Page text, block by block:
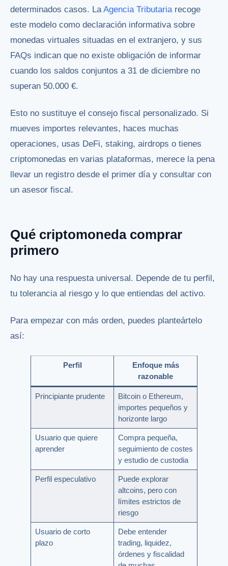
determinados casos. LaAgencia Tributariarecoge
este modelo como declaración informativa sobre
monedas virtuales situadas en el extranjero, y sus
FAQs indican que no existe obligación de informar
cuando los saldos conjuntos a 31 de diciembre no
superan 50.000 €.
Esto no sustituye el consejo fiscal personalizado. Si
mueves importes relevantes, haces muchas
operaciones, usas DeFi, staking, airdrops o tienes
criptomonedas en varias plataformas, merece la pena
llevar un registro desde el primer día y consultar con
un asesor fiscal.
Qué criptomoneda comprar
primero
No hay una respuesta universal. Depende de tu perfil,
tu tolerancia al riesgo y lo que entiendas del activo.
Para empezar con más orden, puedes planteártelo
así:
Perfil
Enfoque más
razonable
Principiante prudente
Bitcoin o Ethereum,
importes pequeños y
horizonte largo
Usuario que quiere
aprender
Compra pequeña,
seguimiento de costes
y estudio de custodia
Perfil especulativo
Puede explorar
altcoins, pero con
límites estrictos de
riesgo
Usuario de corto
plazo
Debe entender
trading, liquidez,
órdenes y fiscalidad